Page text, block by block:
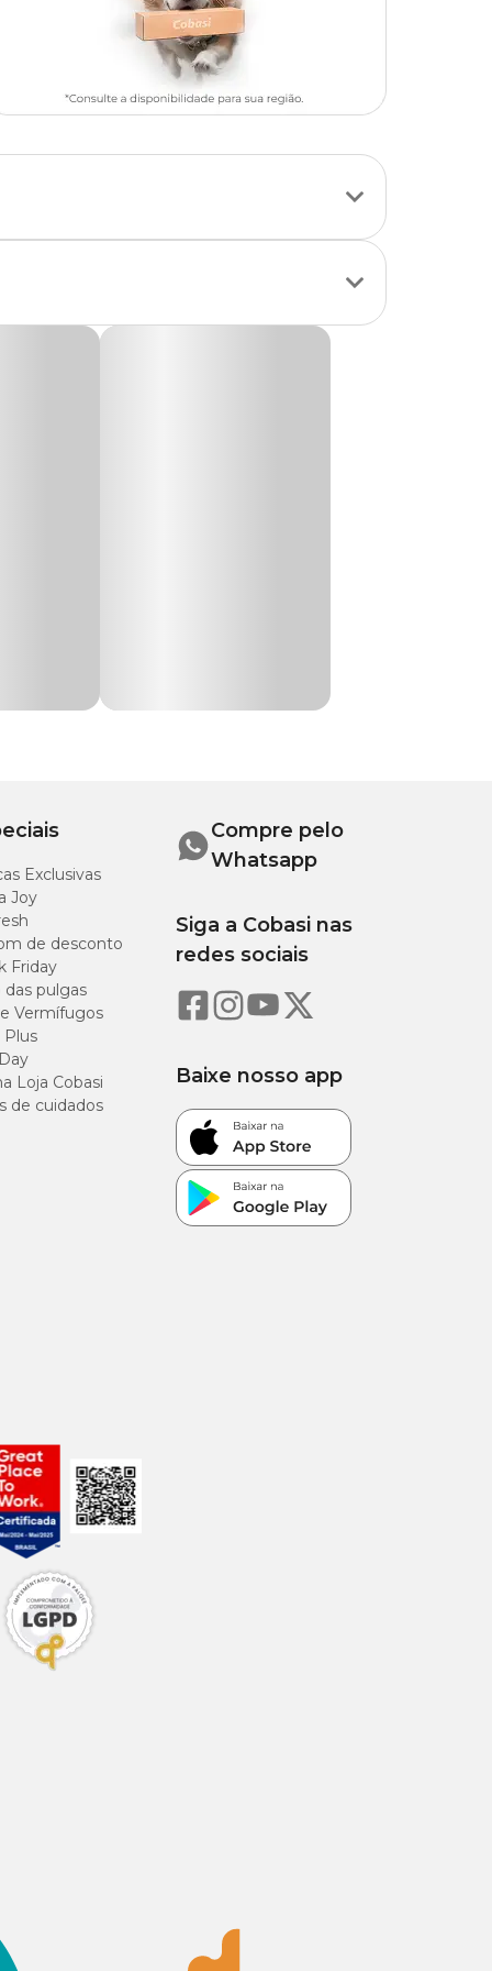
dia
ao dia
ao dia
(rádio,
Exclusivas
Joy
de desconto
Friday
das pulgas
Vermífugos
Plus
Loja Cobasi
de cuidados
Compre pelo
Whatsapp
Siga a Cobasi nas
redes sociais
Baixe nosso app